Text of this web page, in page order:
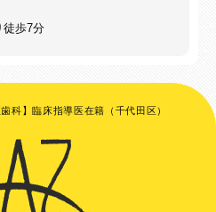
徒歩7分
科】臨床指導医在籍（千代田区）